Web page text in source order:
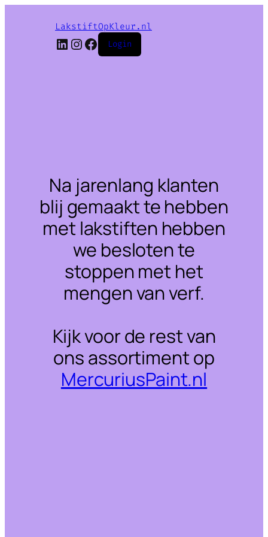
LakstiftOpKleur.nl
LinkedIn
Instagram
Facebook
Login
Na jarenlang klanten
blij gemaakt te hebben
met lakstiften hebben
we besloten te
stoppen met het
mengen van verf.
Kijk voor de rest van
ons assortiment op
MercuriusPaint.nl